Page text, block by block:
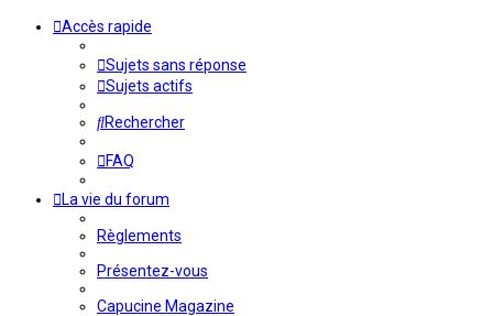
Accès rapide
Sujets sans réponse
Sujets actifs
Rechercher
FAQ
La vie du forum
Règlements
Présentez-vous
Capucine Magazine